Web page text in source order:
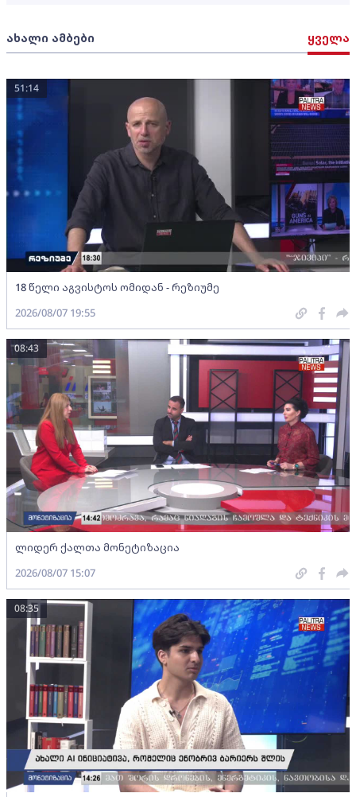
ახალი ამბები ყველა
18 წელი აგვისტოს ომიდან - რეზიუმე
51:14
2026/08/07 19:55
ლიდერ ქალთა მონეტიზაცია
08:43
2026/08/07 15:07
08:35